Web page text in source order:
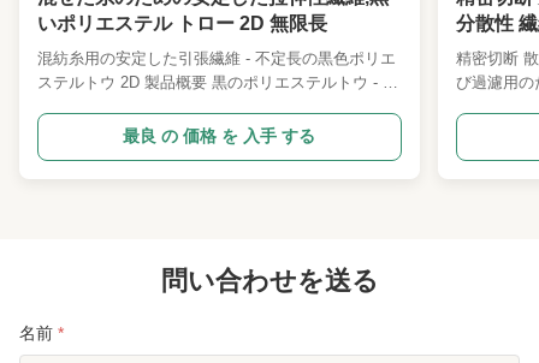
いポリエステル トロー 2D 無限長
混紡糸用の安定した引張繊維 - 不定長の黒色ポリエ
ステルトウ 2D 製品概要 黒のポリエステルトウ - 不
当社の 2D Black Continuous Tow Fiber は、高品質
の機能性原液染め繊維トウ素材であり、高水準の永
久黒色生地および耐候性機能性繊維産業向けに特別
ンブラック機能性粒子が繊維の分子鎖と完全に結合
しており、永久的な色の固定と多機能の統合を実現
しています。 2D の超微細デニール設計に...
最良 の 価格 を 入手 する
分散性
用できま
精密切断
び過濾用の
に開発され
フェッショ
問い合わせを送る
名前 *